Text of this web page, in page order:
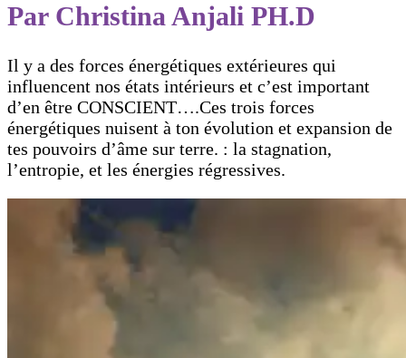
Par Christina Anjali PH.D
Il y a des forces énergétiques extérieures qui
influencent nos états intérieurs et c’est important
d’en être CONSCIENT….Ces trois forces
énergétiques nuisent à ton évolution et expansion de
tes pouvoirs d’âme sur terre. : la stagnation,
l’entropie, et les énergies régressives.